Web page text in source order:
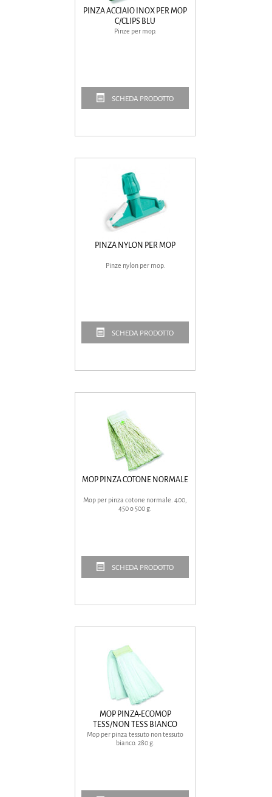
PINZA ACCIAIO INOX PER MOP
C/CLIPS BLU
Pinze per mop.
SCHEDA PRODOTTO
PINZA NYLON PER MOP
Pinze nylon per mop.
SCHEDA PRODOTTO
MOP PINZA COTONE NORMALE
Mop per pinza cotone normale. 400,
450 o 500 g.
SCHEDA PRODOTTO
MOP PINZA-ECOMOP
TESS/NON TESS BIANCO
Mop per pinza tessuto non tessuto
bianco. 280 g.